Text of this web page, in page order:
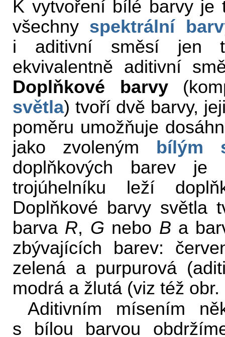
K vytvoření bílé barvy je
všechny spektrální
i aditivní směsí jen
ekvivalentně aditivní
Doplňkové barvy
světla) tvoří dvě barvy,
poměru umožňuje
jako zvoleným bílým
doplňkových barev
trojúhelníku leží
Doplňkové barvy světla
barva R, G nebo B a
zbývajících barev:
zelená a purpurová
modrá a žlutá (viz též obr.
Aditivním mísením
s bílou barvou